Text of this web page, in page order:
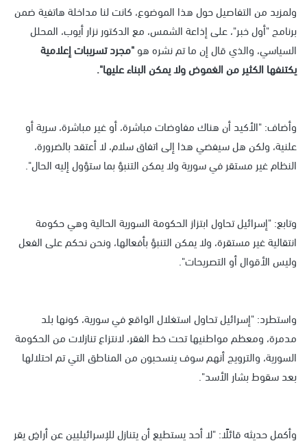
ولمزيد من التفاصيل حول هذا الموضوع، كانت لنا مداخلة هاتفية ضمن
برنامج "أول خبر"، على إذاعة الشمس، مع الدكتور نزار أيوب، المحلل
السياسي، والذي قال إن ما تم نشره هو"مجرد تسريبات إعلامية
يكتنفها الكثير من الغموض ولا يمكن البناء عليها".
وأضاف: "الأكيد أن هناك مفاوضات مباشرة، أو غير مباشرة، سرية أو
علنية، ولكن هل سيفضي هذا إلى اتفاق سلام، لا أعتقد بالضرورة،
النظام غير مستقر في سورية ولا يمكن التنبؤ بما ستؤول إليه الحال".
وتابع: "إسرائيل تحاول ابتزاز الحكومة السورية الحالية وهي حكومة
انتقالية غير مستقرة، ولا يمكن التنبؤ بأفعالها، ونحن نحكم على الفعل
وليس الأقوال أو التصريحات".
واستطرد: "إسرائيل تحاول استغلال الواقع في سورية، كونها بلد
مدمرة، ومعظم مواطنيها تحت خط الفقر، لانتزاع تنازلات من الحكومة
السورية، والترويج أنهم سوف ينسحبون من المناطق التي تم احتلالها
بعد سقوط بشار الأسد".
وأكمل حديثه قائلًا: "لا أحد يستطيع أن يتنازل للإسرائيليين عن أراضِ يقر